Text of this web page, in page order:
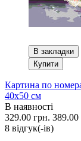
В закладки
Купити
Картина по
40x50 см
В наявності
329.00 грн. 389.00
8 вiдгук(-iв)